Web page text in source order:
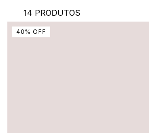
14 PRODUTOS
40 % OFF